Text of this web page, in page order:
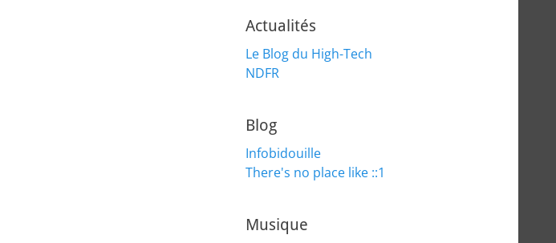
Actualités
Le Blog du High-Tech
NDFR
Blog
Infobidouille
There's no place like ::1
Musique